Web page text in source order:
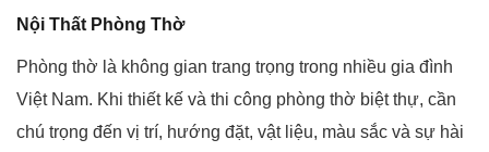
Nội Thất Phòng Thờ
Phòng thờ là không gian trang trọng trong nhiều gia đình
Việt Nam. Khi thiết kế và thi công phòng thờ biệt thự, cần
chú trọng đến vị trí, hướng đặt, vật liệu, màu sắc và sự hài